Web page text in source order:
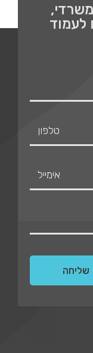
משרדי,
לעמוד